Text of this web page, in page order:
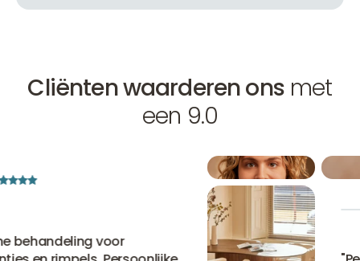
Cliënten waarderen onsmet
een 9.0
behandeling voor